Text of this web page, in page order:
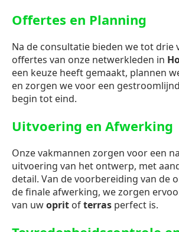
Offertes en Planning
Na de consultatie bieden we tot drie
offertes van onze netwerkleden in
een keuze heeft gemaakt, plannen
en zorgen we voor een
begin tot eind.
Uitvoering en Afwerking
Onze vakmannen zorgen voor een
uitvoering van het ontwerp, met
detail. Van de voorbereiding van de
de finale afwerking, we zorgen
van uwoprit ofterras perfect is.